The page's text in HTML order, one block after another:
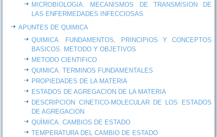
MICROBIOLOGIA. MECANISMOS DE TRANSMISION DE
LAS ENFERMEDADES INFECCIOSAS
APUNTES DE QUIMICA
QUIMICA. FUNDAMENTOS, PRINCIPIOS Y CONCEPTOS
BASICOS. METODO Y OBJETIVOS
METODO CIENTIFICO
QUIMICA. TERMINOS FUNDAMENTALES
PROPIEDADES DE LA MATERIA
ESTADOS DE AGREGACION DE LA MATERIA
DESCRIPCION CINETICO-MOLECULAR DE LOS ESTADOS
DE AGREGACION
QUÍMICA. CAMBIOS DE ESTADO
TEMPERATURA DEL CAMBIO DE ESTADO